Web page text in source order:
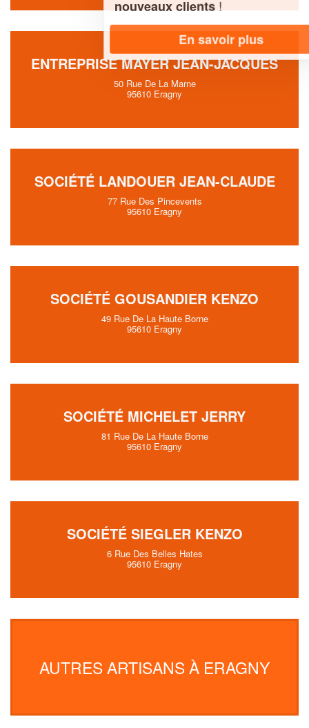
ENTREPRISE MAYER JEAN-JACQUES
50 Rue De La Marne
95610 Eragny
SOCIÉTÉ LANDOUER JEAN-CLAUDE
77 Rue Des Pincevents
95610 Eragny
SOCIÉTÉ GOUSANDIER KENZO
49 Rue De La Haute Borne
95610 Eragny
SOCIÉTÉ MICHELET JERRY
81 Rue De La Haute Borne
95610 Eragny
SOCIÉTÉ SIEGLER KENZO
6 Rue Des Belles Hates
95610 Eragny
AUTRES ARTISANS À ERAGNY
nouveaux clients!
En savoir plus